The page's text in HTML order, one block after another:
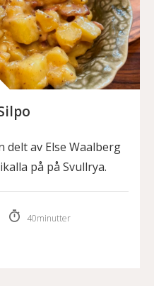
av Else Waalberg
på på Svullrya.
40minutter